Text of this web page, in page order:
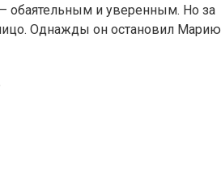
и уверенным. Но за
Однажды он остановил Марию